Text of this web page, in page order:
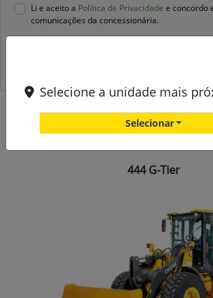
Li e aceito a Política de Privacidade e concordo
comunicações da concessionária.
Versões Pás-Carregadeiras
444 G-Tier
Selecione a unidade mais
Selecionar